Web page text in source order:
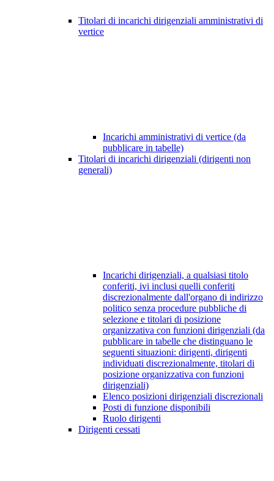
Titolari di incarichi dirigenziali amministrativi di
vertice
Incarichi amministrativi di vertice (da
pubblicare in tabelle)
Titolari di incarichi dirigenziali (dirigenti non
generali)
Incarichi dirigenziali, a qualsiasi titolo
conferiti, ivi inclusi quelli conferiti
discrezionalmente dall'organo di indirizzo
politico senza procedure pubbliche di
selezione e titolari di posizione
organizzativa con funzioni dirigenziali (da
pubblicare in tabelle che distinguano le
seguenti situazioni: dirigenti, dirigenti
individuati discrezionalmente, titolari di
posizione organizzativa con funzioni
dirigenziali)
Elenco posizioni dirigenziali discrezionali
Posti di funzione disponibili
Ruolo dirigenti
Dirigenti cessati